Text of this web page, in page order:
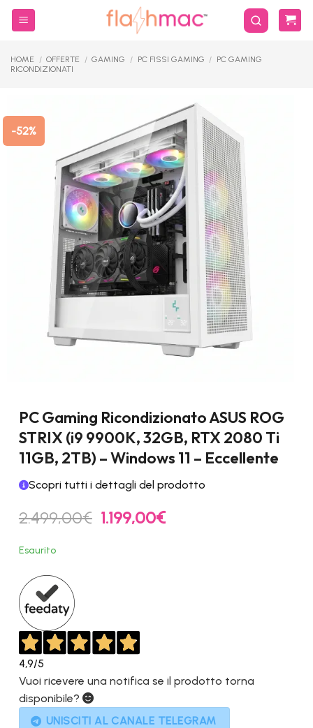
Salta
HOME / OFFERTE / GAMING / PC FISSI GAMING / PC GAMING
RICONDIZIONATI
-52%
PC Gaming Ricondizionato ASUS ROG
STRIX (i9 9900K, 32GB, RTX 2080 Ti
11GB, 2TB) – Windows 11 – Eccellente
Scopri tutti i dettagli del prodotto
2.499,00€ Il
prezzo
1.199,00€Il
Esaurito
4,9/5
Vuoi ricevere una notifica se il prodotto torna
disponibile?
UNISCITI AL CANALE TELEGRAM